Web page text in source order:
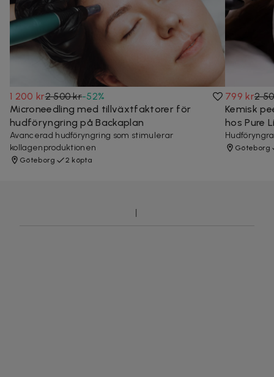
1 200 kr2 500 kr-52%
Microneedling med tillväxtfaktorer för
hudföryngring på Backaplan
Avancerad hudföryngring som stimulerar
kollagenproduktionen
Göteborg 2 köpta
799 kr2
Kemisk
hos Pure
Göteborg